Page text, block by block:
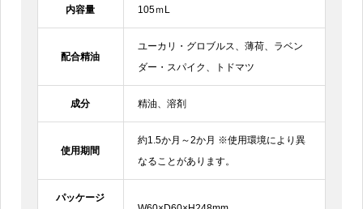
内容量 105ｍL
配合精油
ユーカリ・グロブルス、薄荷、ラベン
ダー・スパイク、トドマツ
成分 精油、溶剤
使用期間
約1.5か月～2か月 ※使用環境により異
なることがあります。
パッケージ